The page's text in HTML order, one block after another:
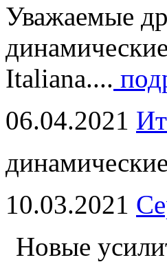
Уважаемые
Italiana....
06.04.2021
10.03.2021
Новые